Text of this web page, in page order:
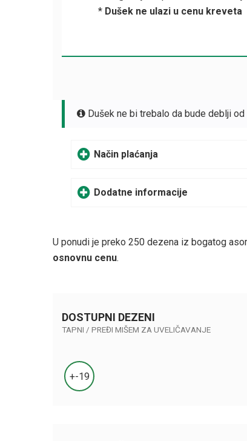
* Dušek ne ulazi u cenu kreveta
Dušek ne bi trebalo da bude deblji
Način plaćanja
Dodatne informacije
U ponudi je preko 250 dezena iz bogatog
osnovnu cenu.
DOSTUPNI DEZENI
TAPNI / PREĐI MIŠEM ZA UVELIČAVANJE
+-19